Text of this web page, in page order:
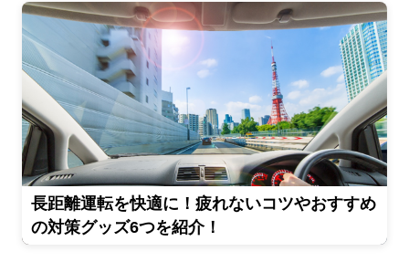
長距離運転を快適に！疲れないコツやおすすめ
の対策グッズ6つを紹介！